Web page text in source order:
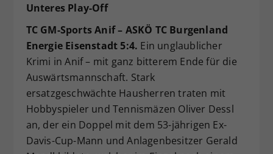
Unteres Play-Off
TC GM-Sports Anif – ASKÖ TC Burgenland
Energie Eisenstadt 5:4. Ein unglaublicher
Krimi in Anif – mit ganz bitterem Ende für die
Auswärtsmannschaft. Stark
ersatzgeschwächte Hausherren traten mit
Hobbyspieler und Tennismäzen Oliver Dessl
an, der ein Doppel mit dem 53-jährigen Ex-
Davis-Cup-Mann und Anlagenbesitzer Gerald